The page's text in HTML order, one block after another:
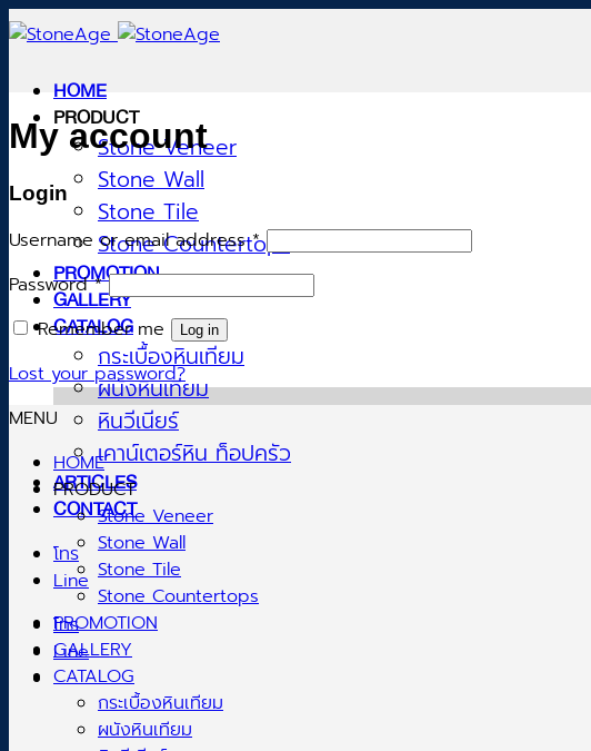
Skip
to
HOME
PRODUCT
Stone Veneer
Stone Wall
Stone Tile
Stone Countertops
PROMOTION
GALLERY
CATALOG
กระเบื้องหินเทียม
ผนังหินเทียม
หินวีเนียร์
เคาน์เตอร์หิน ท็อปครัว
ARTICLES
CONTACT
โทร
Line
โทร
Line
My account
Login
Username or email address*
Password*
Remember me
Log in
Lost your password?
MENU
HOME
PRODUCT
Stone Veneer
Stone Wall
Stone Tile
Stone Countertops
PROMOTION
GALLERY
CATALOG
กระเบื้องหินเทียม
ผนังหินเทียม